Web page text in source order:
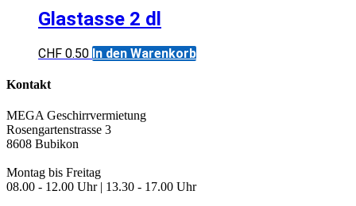
Glastasse 2 dl
CHF 0.50 In den Warenkorb
Kontakt
MEGA Geschirrvermietung
Rosengartenstrasse 3
8608 Bubikon
Montag bis Freitag
08.00 - 12.00 Uhr | 13.30 - 17.00 Uhr